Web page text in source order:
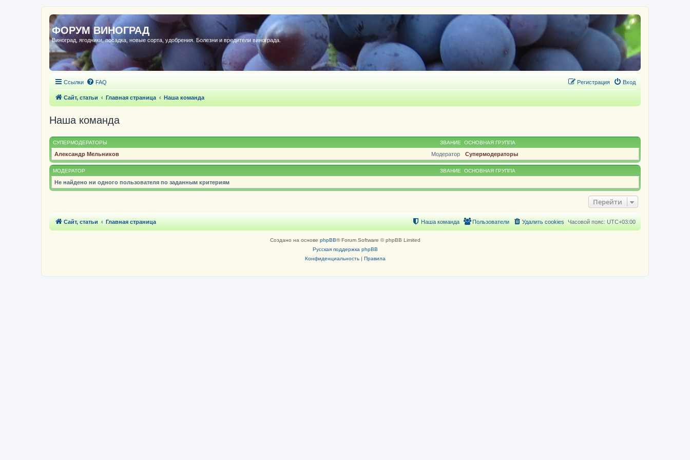
ФОРУМ ВИНОГРАД
Виноград, ягодники, посадка, новые сорта, удобрения. Болезни и вредители винограда.
Ссылки FAQ Вход
Регистрация
Сайт, статьи Главная страница Наша команда
Наша команда
ЗВАНИЕ
СУПЕРМОДЕРАТОРЫ ОСНОВНАЯ ГРУППА
Модератор
Александр Мельников Супермодераторы
ЗВАНИЕ
МОДЕРАТОР ОСНОВНАЯ ГРУППА
Не найдено ни одного пользователя по заданным критериям
Перейти
Сайт, статьи Главная страница Часовой пояс: UTC+03:00
Удалить cookies
Пользователи
Наша команда
Создано на основе phpBB® Forum Software © phpBB Limited
Русская поддержка phpBB
Конфиденциальность| Правила